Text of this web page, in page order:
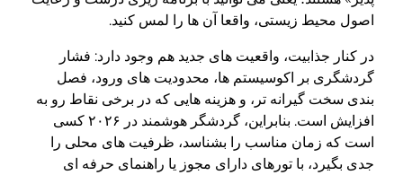
اصول محیط زیستی، واقعا آن ها را لمس کنید.
در کنار جذابیت، واقعیت های جدید هم وجود دارد: فشار
گردشگری بر اکوسیستم ها، محدودیت های ورود، فصل
بندی سخت گیرانه تر، و هزینه هایی که در برخی نقاط رو به
افزایش است. بنابراین، گردشگر هوشمند در ۲۰۲۶ کسی
است که زمان مناسب را بشناسد، ظرفیت های محلی را
جدی بگیرد، با تورهای دارای مجوز یا راهنمای حرفه ای